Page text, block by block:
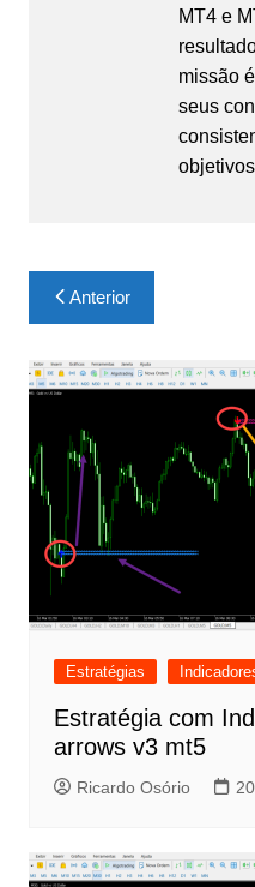
MT4 e
missão
seus
Navegação
de
Post
Anterior
Estratégias
Estratégia com
arrows v3 mt5
Ricardo Osório